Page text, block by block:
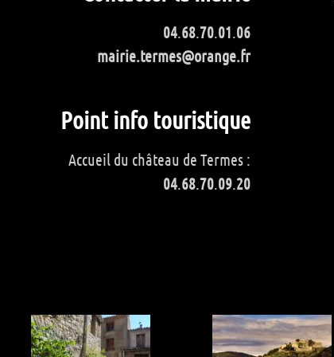
04.68.70.01.06
mairie.termes@orange.fr
Point info touristique
Accueil du château de Termes :
04.68.70.09.20